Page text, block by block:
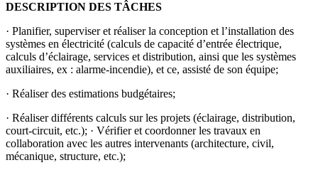
DESCRIPTION DES TÂCHES
· Planifier, superviser et réaliser la conception et l’installation des
systèmes en électricité (calculs de capacité d’entrée électrique,
calculs d’éclairage, services et distribution, ainsi que les systèmes
auxiliaires, ex : alarme-incendie), et ce, assisté de son équipe;
· Réaliser des estimations budgétaires;
· Réaliser différents calculs sur les projets (éclairage, distribution,
court-circuit, etc.); · Vérifier et coordonner les travaux en
collaboration avec les autres intervenants (architecture, civil,
mécanique, structure, etc.);